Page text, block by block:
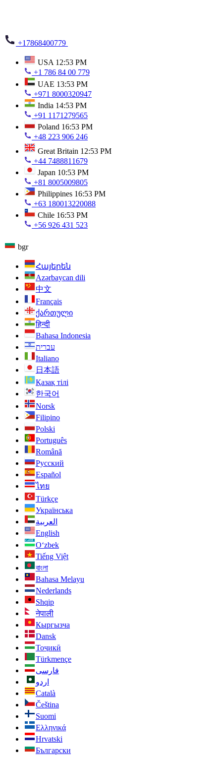
+17868400779
USA 12:53 PM
+1 786 84 00 779
UAE 13:53 PM
+971 8000320947
India 14:53 PM
+91 1171279565
Poland 16:53 PM
+48 223 906 246
Great Britain 12:53 PM
+44 7488811679
Japan 10:53 PM
+81 8005009805
Philippines 16:53 PM
+63 180013220088
Chile 16:53 PM
+56 926 431 523
bgr
Հայերեն
Azərbaycan dili
中文
Français
ქართული
हिन्दी
Bahasa Indonesia
עברית
Italiano
日本語
Қазақ тілі
한국어
Norsk
Filipino
Polski
Português
Română
Русский
Español
ไทย
Türkçe
Українська
العربية
English
O‘zbek
Tiếng Việt
বাংলা
Bahasa Melayu
Nederlands
Shqip
नेपाली
Кыргызча
Dansk
Тоҷикӣ
Türkmençe
فارسی
اردو
Català
Čeština
Suomi
Ελληνικά
Hrvatski
Български